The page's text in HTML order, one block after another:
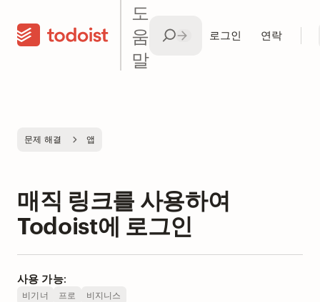
도
움
말
로그인 연락
문제 해결 앱
매직 링크를 사용하여
Todoist에 로그인
사용 가능:
비기너 프로 비지니스